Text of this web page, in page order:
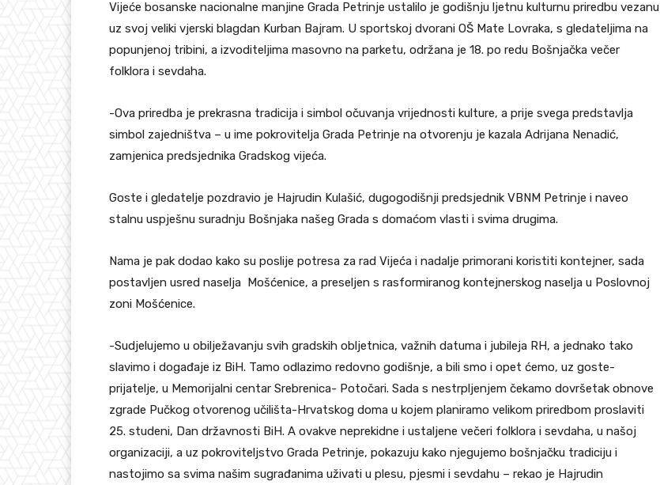
Vijeće bosanske nacionalne manjine Grada Petrinje ustalilo je godišnju ljetnu kulturnu priredbu vezanu
uz svoj veliki vjerski blagdan Kurban Bajram. U sportskoj dvorani OŠ Mate Lovraka, s gledateljima na
popunjenoj tribini, a izvoditeljima masovno na parketu, održana je 18. po redu Bošnjačka večer
folklora i sevdaha.
-Ova priredba je prekrasna tradicija i simbol očuvanja vrijednosti kulture, a prije svega predstavlja
simbol zajedništva – u ime pokrovitelja Grada Petrinje na otvorenju je kazala Adrijana Nenadić,
zamjenica predsjednika Gradskog vijeća.
Goste i gledatelje pozdravio je Hajrudin Kulašić, dugogodišnji predsjednik VBNM Petrinje i naveo
stalnu uspješnu suradnju Bošnjaka našeg Grada s domaćom vlasti i svima drugima.
Nama je pak dodao kako su poslije potresa za rad Vijeća i nadalje primorani koristiti kontejner, sada
postavljen usred naselja Mošćenice, a preseljen s rasformiranog kontejnerskog naselja u Poslovnoj
zoni Mošćenice.
-Sudjelujemo u obilježavanju svih gradskih obljetnica, važnih datuma i jubileja RH, a jednako tako
slavimo i događaje iz BiH. Tamo odlazimo redovno godišnje, a bili smo i opet ćemo, uz goste-
prijatelje, u Memorijalni centar Srebrenica- Potočari. Sada s nestrpljenjem čekamo dovršetak obnove
zgrade Pučkog otvorenog učilišta-Hrvatskog doma u kojem planiramo velikom priredbom proslaviti
25. studeni, Dan državnosti BiH. A ovakve neprekidne i ustaljene večeri folklora i sevdaha, u našoj
organizaciji, a uz pokroviteljstvo Grada Petrinje, pokazuju kako njegujemo bošnjačku tradiciju i
nastojimo sa svima našim sugrađanima uživati u plesu, pjesmi i sevdahu – rekao je Hajrudin